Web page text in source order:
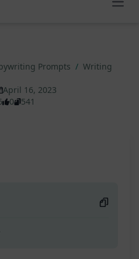
Prompts / Writing
April 16, 2023
0 541